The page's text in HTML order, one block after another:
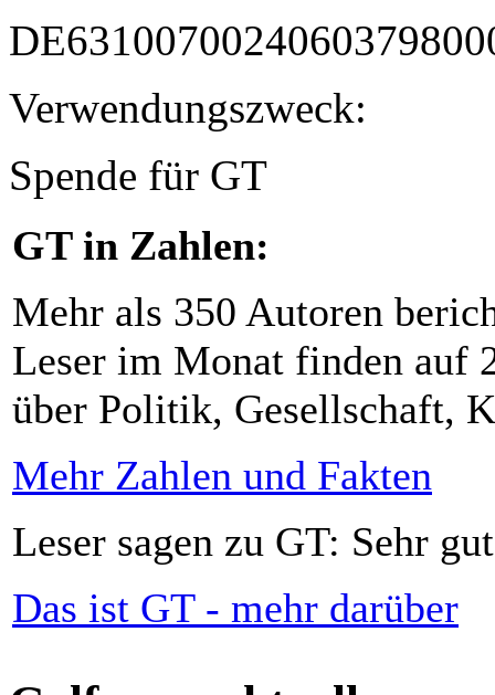
Verwendungszweck:
Spende für GT
GT in Zahlen:
Mehr als 350 Autoren
Leser im Monat finden auf
über Politik, Gesellschaft,
Mehr Zahlen und Fakten
Leser sagen zu GT: Sehr
Das ist GT - mehr darüber